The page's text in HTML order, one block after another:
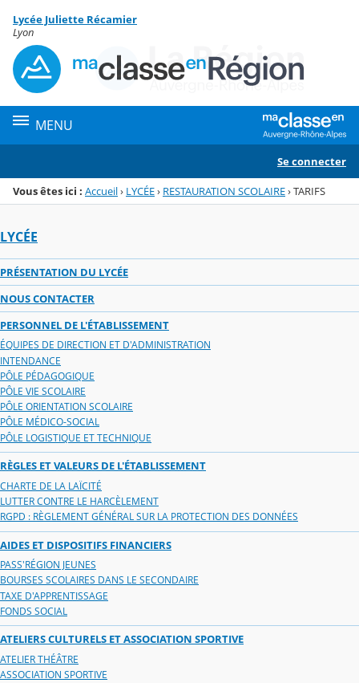
Menu de la rubrique
Contenu
Lycée Juliette Récamier
Lyon
MENU
Se connecter
Vous êtes ici : Accueil› LYCÉE› RESTAURATION SCOLAIRE›TARIFS
LYCÉE
PRÉSENTATION DU LYCÉE
NOUS CONTACTER
PERSONNEL DE L'ÉTABLISSEMENT
ÉQUIPES DE DIRECTION ET D'ADMINISTRATION
INTENDANCE
PÔLE PÉDAGOGIQUE
PÔLE VIE SCOLAIRE
PÔLE ORIENTATION SCOLAIRE
PÔLE MÉDICO-SOCIAL
PÔLE LOGISTIQUE ET TECHNIQUE
RÈGLES ET VALEURS DE L'ÉTABLISSEMENT
CHARTE DE LA LAÏCITÉ
LUTTER CONTRE LE HARCÈLEMENT
RGPD : RÈGLEMENT GÉNÉRAL SUR LA PROTECTION DES DONNÉES
AIDES ET DISPOSITIFS FINANCIERS
PASS'RÉGION JEUNES
BOURSES SCOLAIRES DANS LE SECONDAIRE
TAXE D'APPRENTISSAGE
FONDS SOCIAL
ATELIERS CULTURELS ET ASSOCIATION SPORTIVE
ATELIER THÉÂTRE
ASSOCIATION SPORTIVE